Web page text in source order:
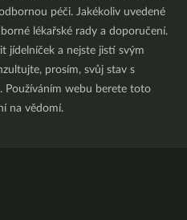
péči. Jakékoliv uvedené
lékařské rady a doporučení.
jídelníček a nejste jistí svým
prosím, svůj stav s
Používáním webu berete toto
na vědomí.